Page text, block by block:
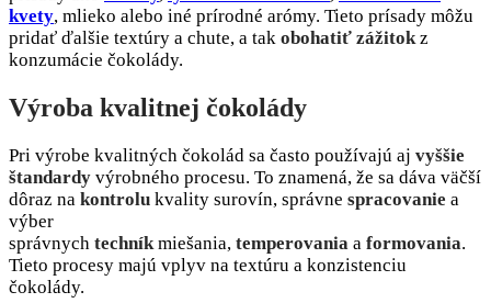
kvety, mlieko alebo iné prírodné arómy. Tieto prísady môžu
pridať ďalšie textúry a chute, a tak obohatiť zážitokz
konzumácie čokolády.
Výroba kvalitnej čokolády
Pri výrobe kvalitných čokolád sa často používajú aj vyššie
štandardy výrobného procesu. To znamená, že sa dáva väčší
dôraz na kontrolu kvality surovín, správne spracovanie a
výber
správnych techník miešania, temperovania a formovania.
Tieto procesy majú vplyv na textúru a konzistenciu
čokolády.